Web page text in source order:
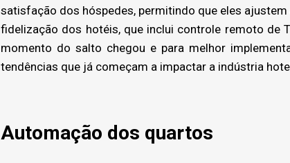
satisfação dos hóspedes, permitindo que eles
fidelização dos hotéis, que inclui controle remoto de
momento do salto chegou e para melhor
tendências que já começam a impactar a indústria
Automação dos quartos